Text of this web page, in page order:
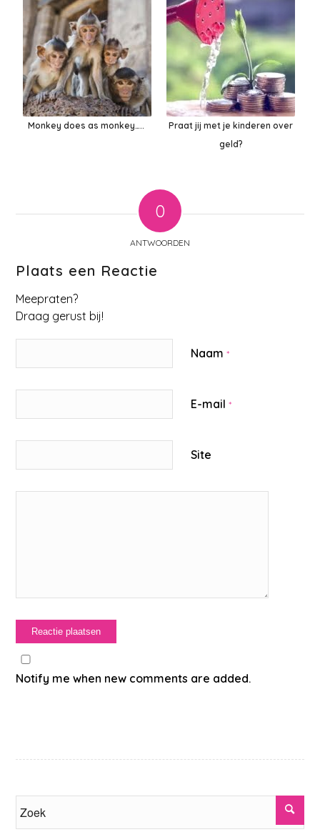
Monkey does as monkey…..
Praat jij met je kinderen over
geld?
0
ANTWOORDEN
Plaats een Reactie
Meepraten?
Draag gerust bij!
Naam*
E-mail*
Site
Notify me when new comments are added.